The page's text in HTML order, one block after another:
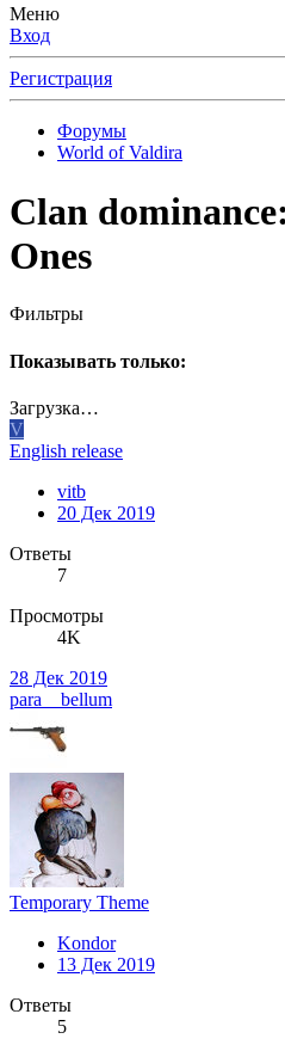
Меню
Вход
Регистрация
Форумы
World of Valdira
Clan
Ones
Фильтры
Показывать только:
Загрузка…
V
English release
vitb
20 Дек 2019
Ответы
7
Просмотры
4K
28 Дек 2019
para__bellum
Temporary Theme
Kondor
13 Дек 2019
Ответы
5